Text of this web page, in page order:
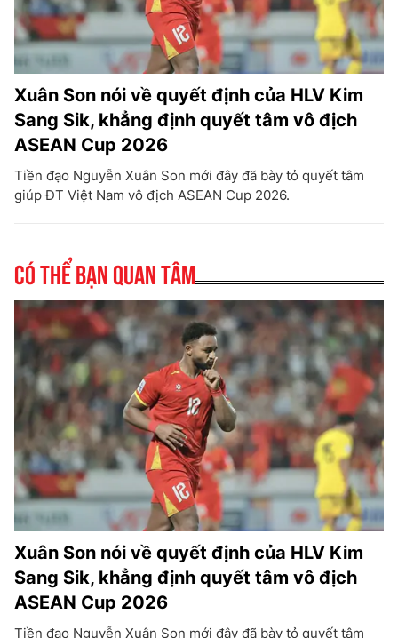
Xuân Son nói về quyết định của HLV Kim
Sang Sik, khẳng định quyết tâm vô địch
ASEAN Cup 2026
Tiền đạo Nguyễn Xuân Son mới đây đã bày tỏ quyết tâm
giúp ĐT Việt Nam vô địch ASEAN Cup 2026.
Có thể bạn quan tâm
Xuân Son nói về quyết định của HLV Kim
Sang Sik, khẳng định quyết tâm vô địch
ASEAN Cup 2026
Tiền đạo Nguyễn Xuân Son mới đây đã bày tỏ quyết tâm